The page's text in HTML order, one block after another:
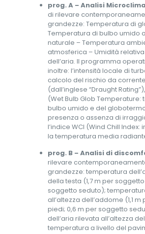
prog. A – Analisi
di rilevare
grandezze: Temperatura di
Temperatura di bulbo umido
naturale – Temperatura
atmosferica – Umidità
dell’aria. Il programma
inoltre: l’intensità locale di
calcolo del rischio da corrente
(dall’inglese “Draught
(Wet Bulb Glob
bulbo umido e del
presenza o assenza di
l’indice WCI (Wind Chill
la temperatura media
prog. B – Analisi di
rilevare
grandezze: temperatura
della testa (1,7 m per soggetto
soggetto seduto);
all’altezza dell’addome (1,1
piedi; 0,6 m per soggetto
dell’aria rilevata all’altezza
temperatura a livello del